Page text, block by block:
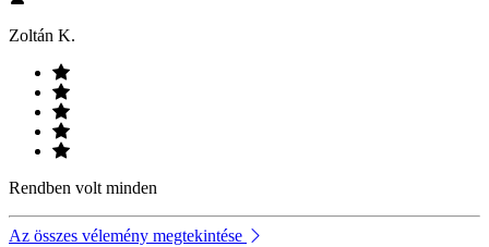
Zoltán K.
Rendben volt minden
Az összes vélemény megtekintése